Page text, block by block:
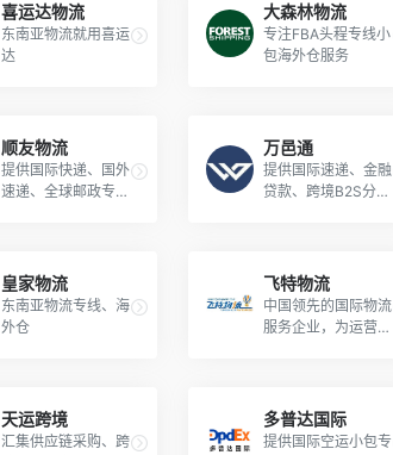
喜运达物流
东南亚物流就用喜运
达
大森林物流
专注FBA头程专线小
包海外仓服务
顺友物流
提供国际快递、国外
速递、全球邮政专
万邑通
提供国际速递、金融
贷款、跨境B2S分销
皇家物流
东南亚物流专线、海
外仓
飞特物流
中国领先的国际物流
服务企业，为运营商
天运跨境
汇集供应链采购、跨
多普达国际
提供国际空运小包专